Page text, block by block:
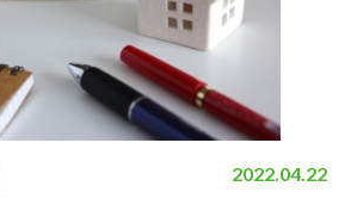
2022.04.22